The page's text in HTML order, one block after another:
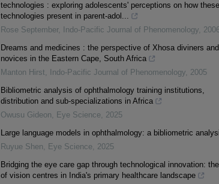
technologies : exploring adolescents' perceptions on how these
technologies present in parent-adol...
Rose September, Indo-Pacific Journal of Phenomenology,
Dreams and medicines : the perspective of Xhosa diviners and
novices in the Eastern Cape, South Africa
Manton Hirst, Indo-Pacific Journal of Phenomenology, 2005
Bibliometric analysis of ophthalmology training institutions,
distribution and sub-specializations in Africa
Owusu Gideon, Eye Science, 2025
Large language models in ophthalmology: a bibliometric
Ruyue Shen, Eye Science, 2025
Bridging the eye care gap through technological innovation:
of vision centres in India's primary healthcare landscape